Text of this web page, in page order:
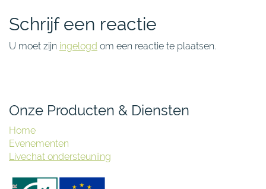
Schrijf een reactie
U moet zijn ingelogd om een reactie te plaatsen.
Onze Producten & Diensten
Home
Evenementen
Livechat ondersteuniing